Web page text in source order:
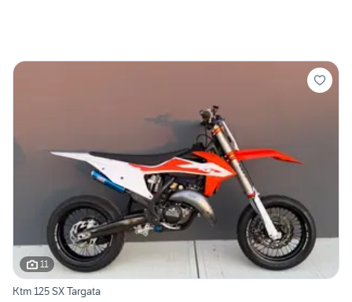
11
Ktm 125 SX Targata